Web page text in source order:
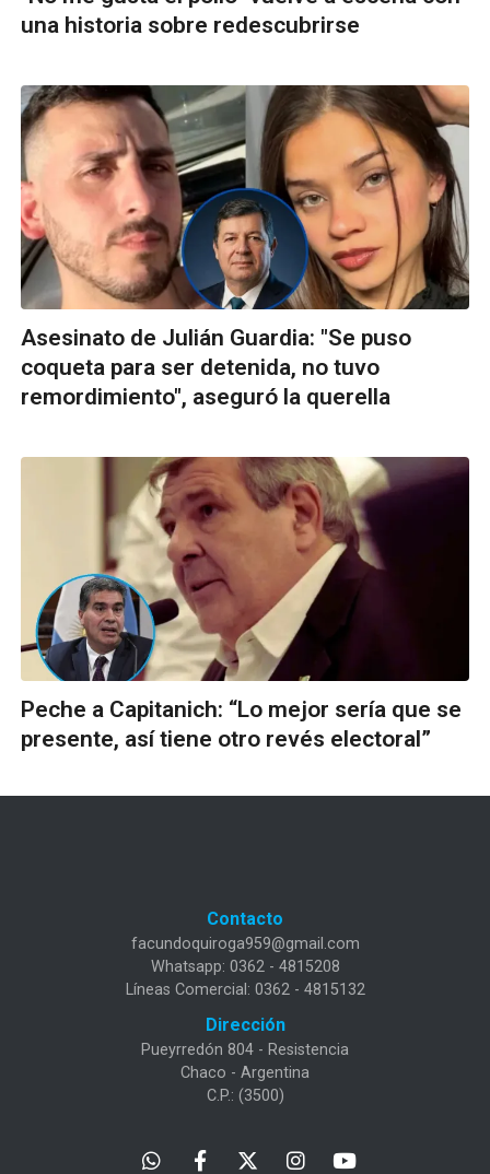
una historia sobre redescubrirse
Asesinato de Julián Guardia: "Se puso
coqueta para ser detenida, no tuvo
remordimiento", aseguró la querella
Peche a Capitanich: “Lo mejor sería que se
presente, así tiene otro revés electoral”
Contacto
facundoquiroga959@gmail.com
Whatsapp: 0362 - 4815208
Líneas Comercial: 0362 - 4815132
Dirección
Pueyrredón 804 - Resistencia
Chaco - Argentina
C.P.: (3500)